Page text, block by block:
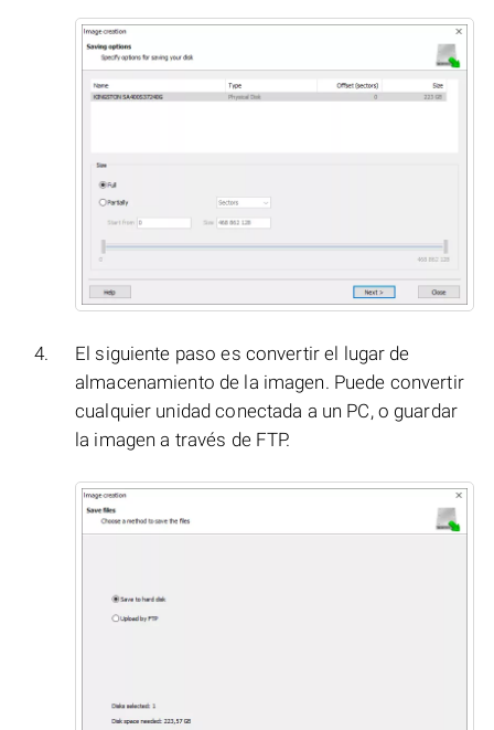
El siguiente paso es convertir el lugar de
almacenamiento de la imagen. Puede convertir
cualquier unidad conectada a un PC, o guardar
la imagen a través de FTP.